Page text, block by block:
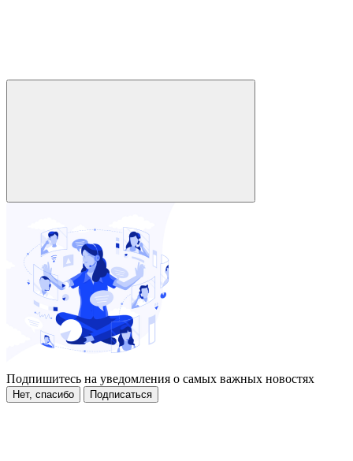
Подпишитесь на уведомления о самых важных новостях
Нет, спасибо Подписаться